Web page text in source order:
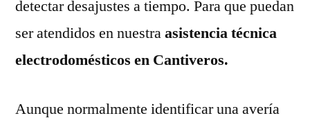
detectar desajustes a tiempo. Para que puedan
ser atendidos en nuestraasistencia técnica
electrodomésticos en Cantiveros.
Aunque normalmente identificar una avería